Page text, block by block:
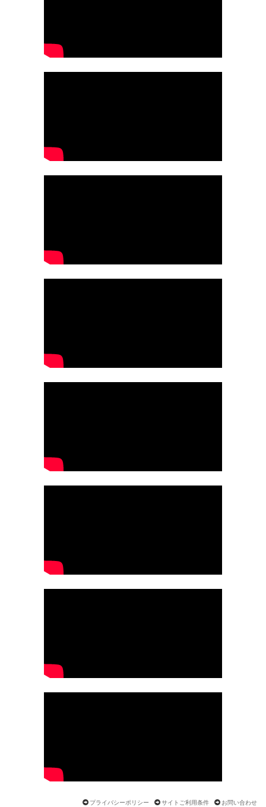
プライバシーポリシー サイトご利用条件 お問い合わせ